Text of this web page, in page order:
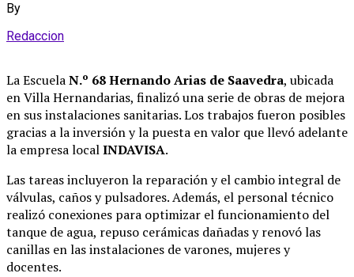
By
Redaccion
La EscuelaN.º 68 Hernando Arias de Saavedra, ubicada
en Villa Hernandarias, finalizó una serie de obras de mejora
en sus instalaciones sanitarias. Los trabajos fueron posibles
gracias a la inversión y la puesta en valor que llevó adelante
la empresa localINDAVISA.
Las tareas incluyeron la reparación y el cambio integral de
válvulas, caños y pulsadores. Además, el personal técnico
realizó conexiones para optimizar el funcionamiento del
tanque de agua, repuso cerámicas dañadas y renovó las
canillas en las instalaciones de varones, mujeres y
docentes.